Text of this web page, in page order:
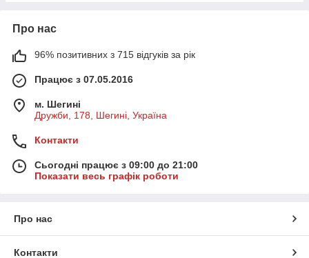
Про нас
96% позитивних з 715 відгуків за рік
Працює з 07.05.2016
м. Шегині
Дружби, 178, Шегині, Україна
Контакти
Сьогодні працює з 09:00 до 21:00
Показати весь графік роботи
Про нас
Контакти